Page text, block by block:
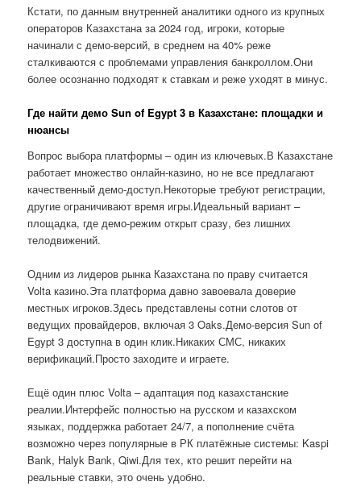
Кстати, по данным внутренней аналитики одного из крупных
операторов Казахстана за 2024 год, игроки, которые
начинали с демо-версий, в среднем на 40% реже
сталкиваются с проблемами управления банкроллом.Они
более осознанно подходят к ставкам и реже уходят в минус.
Где найти демо Sun of Egypt 3 в Казахстане: площадки и
нюансы
Вопрос выбора платформы – один из ключевых.В Казахстане
работает множество онлайн-казино, но не все предлагают
качественный демо-доступ.Некоторые требуют регистрации,
другие ограничивают время игры.Идеальный вариант –
площадка, где демо-режим открыт сразу, без лишних
телодвижений.
Одним из лидеров рынка Казахстана по праву считается
Volta казино.Эта платформа давно завоевала доверие
местных игроков.Здесь представлены сотни слотов от
ведущих провайдеров, включая 3 Oaks.Демо-версия Sun of
Egypt 3 доступна в один клик.Никаких СМС, никаких
верификаций.Просто заходите и играете.
Ещё один плюс Volta – адаптация под казахстанские
реалии.Интерфейс полностью на русском и казахском
языках, поддержка работает 24/7, а пополнение счёта
возможно через популярные в РК платёжные системы: Kaspi
Bank, Halyk Bank, Qiwi.Для тех, кто решит перейти на
реальные ставки, это очень удобно.